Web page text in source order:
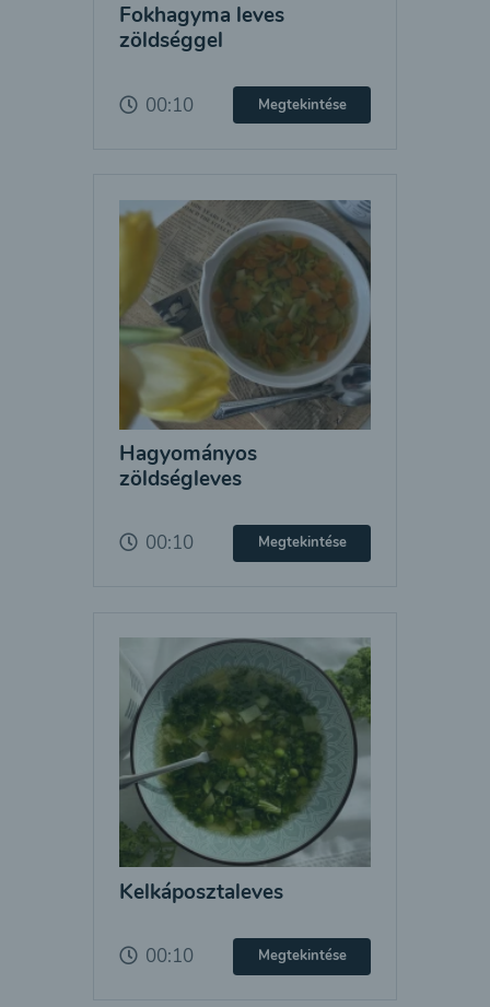
Fokhagyma leves
zöldséggel
00:10 Megtekintése
Hagyományos
zöldségleves
00:10 Megtekintése
Kelkáposztaleves
00:10 Megtekintése